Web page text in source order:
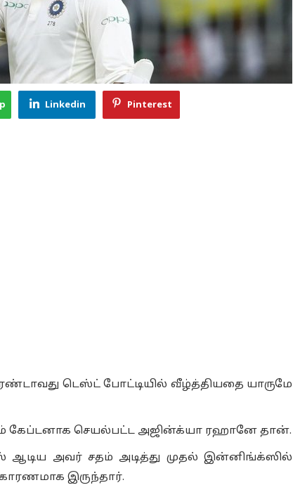
Linkedin Pinterest
டெஸ்ட் போட்டியில் வீழ்த்தியதை யாருமே
கேப்டனாக செயல்பட்ட அஜின்க்யா ரஹானே தான்.
அவர் சதம் அடித்து முதல் இன்னிங்க்ஸில்
இருந்தார்.